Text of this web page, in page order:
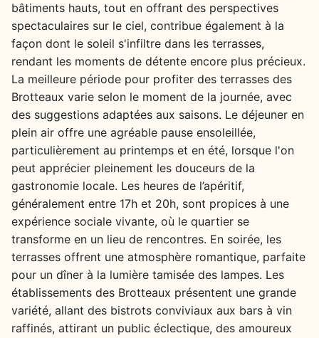
bâtiments hauts, tout en offrant des perspectives
spectaculaires sur le ciel, contribue également à la
façon dont le soleil s'infiltre dans les terrasses,
rendant les moments de détente encore plus précieux.
La meilleure période pour profiter des terrasses des
Brotteaux varie selon le moment de la journée, avec
des suggestions adaptées aux saisons. Le déjeuner en
plein air offre une agréable pause ensoleillée,
particulièrement au printemps et en été, lorsque l'on
peut apprécier pleinement les douceurs de la
gastronomie locale. Les heures de l’apéritif,
généralement entre 17h et 20h, sont propices à une
expérience sociale vivante, où le quartier se
transforme en un lieu de rencontres. En soirée, les
terrasses offrent une atmosphère romantique, parfaite
pour un dîner à la lumière tamisée des lampes. Les
établissements des Brotteaux présentent une grande
variété, allant des bistrots conviviaux aux bars à vin
raffinés, attirant un public éclectique, des amoureux